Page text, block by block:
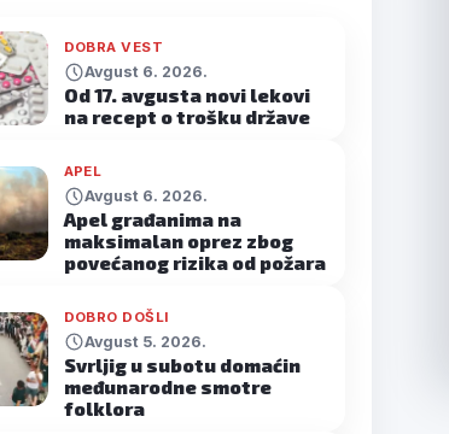
DOBRA VEST
Avgust 6. 2026.
Od 17. avgusta novi lekovi
na recept o trošku države
APEL
Avgust 6. 2026.
Apel građanima na
maksimalan oprez zbog
povećanog rizika od požara
DOBRO DOŠLI
Avgust 5. 2026.
Svrljig u subotu domaćin
međunarodne smotre
folklora